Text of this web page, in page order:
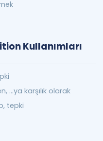
Kullanımları
...ya karşılık olarak
tepki